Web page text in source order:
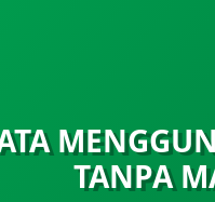
TANPA